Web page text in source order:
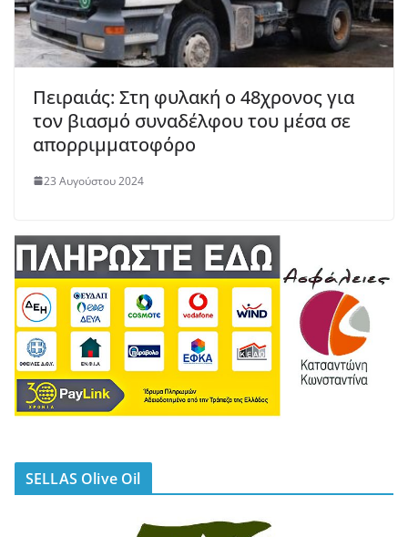
Πειραιάς: Στη φυλακή ο 48χρονος για
τον βιασμό συναδέλφου του μέσα σε
απορριμματοφόρο
23 Αυγούστου 2024
SELLAS Olive Oil